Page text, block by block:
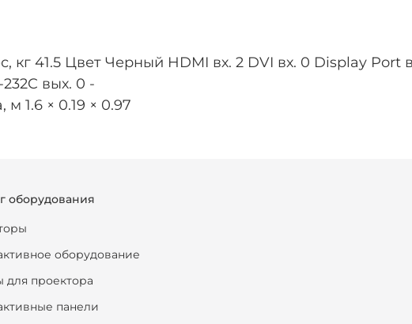
41.5 Цвет Черный HDMI вх. 2 DVI вх. 0 Display Port
вых. 0 -
1.6 × 0.19 × 0.97
оборудования
оборудование
для проектора
панели